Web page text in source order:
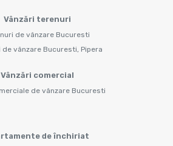
Vânzări terenuri
de vânzare Bucuresti
de vânzare Bucuresti, Pipera
Vânzări comercial
de vânzare Bucuresti
de închiriat